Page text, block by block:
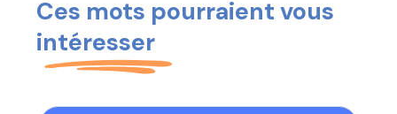
Ces mots pourraient vous
intéresser